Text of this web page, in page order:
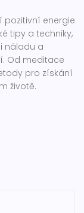
pozitivní energie
tipy a techniky,
náladu a
Od meditace
pro získání
životě.